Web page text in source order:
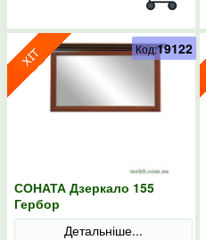
СОНАТА Дзеркало 155
Гербор
Детальніше...
Код:19122